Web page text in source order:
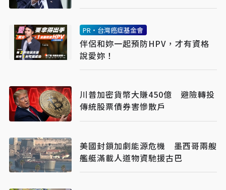
PR・台灣癌症基金會
伴侶和妳一起預防HPV，才有資格
說愛妳！
川普加密貨幣大賺450億 避險轉投
傳統股票債券害慘散戶
美國封鎖加劇能源危機 墨西哥兩艘
艦艇滿載人道物資馳援古巴